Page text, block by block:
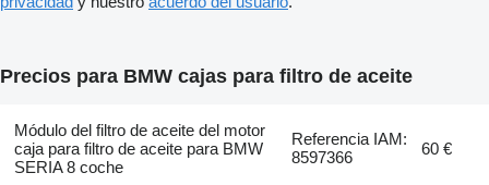
Precios para BMW cajas para filtro de aceite
Módulo del filtro de aceite del motor
caja para filtro de aceite para BMW
SERIA 8 coche
Referencia IAM:
8597366
60 €